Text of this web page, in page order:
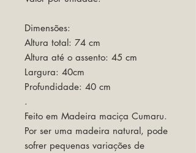
Dimensões:
Altura total: 74 cm
Altura até o assento: 45 cm
Largura: 40cm
Profundidade: 40 cm
.
Feito em Madeira maciça Cumaru.
Por ser uma madeira natural, pode
sofrer pequenas variações de